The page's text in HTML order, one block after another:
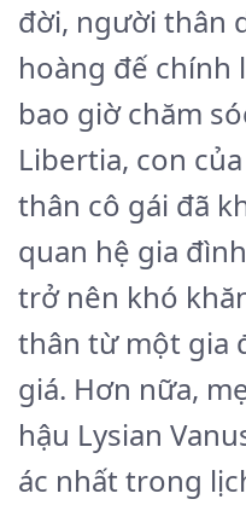
đời, người thân
hoàng đế chính
bao giờ chăm
Libertia, con
thân cô gái đã
quan hệ gia
trở nên khó
thân từ một gia
giá. Hơn nữa,
hậu Lysian
ác nhất trong